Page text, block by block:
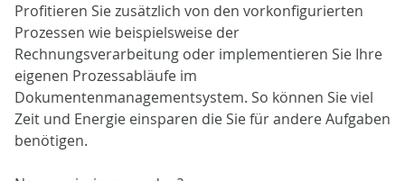
Profitieren Sie zusätzlich von den vorkonfigurierten
Prozessen wie beispielsweise der
Rechnungsverarbeitung oder implementieren Sie Ihre
eigenen Prozessabläufe im
Dokumentenmanagementsystem. So können Sie viel
Zeit und Energie einsparen die Sie für andere Aufgaben
benötigen.